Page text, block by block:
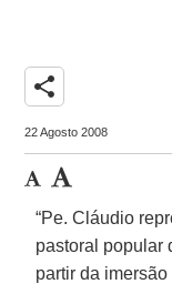
share
22 Agosto 2008
“Pe. Cláudio
pastoral popular
partir da